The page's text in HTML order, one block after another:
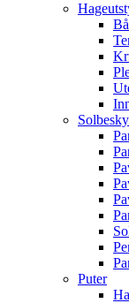
Puter